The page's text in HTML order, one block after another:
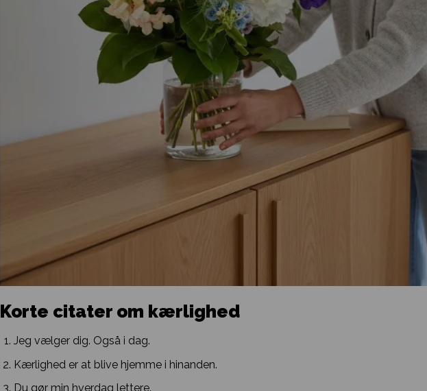
Korte citater om kærlighed
Jeg vælger dig. Også i dag.
Kærlighed er at blive hjemme i hinanden.
Du gør min hverdag lettere.